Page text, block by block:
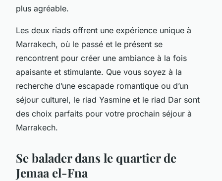
plus agréable.
Les deux riads offrent une expérience unique à
Marrakech, où le passé et le présent se
rencontrent pour créer une ambiance à la fois
apaisante et stimulante. Que vous soyez à la
recherche d’une escapade romantique ou d’un
séjour culturel, le riad Yasmine et le riad Dar sont
des choix parfaits pour votre prochain séjour à
Marrakech.
Se balader dans le quartier de
Jemaa el-Fna